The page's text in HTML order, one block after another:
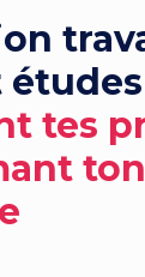
études
tes
ton